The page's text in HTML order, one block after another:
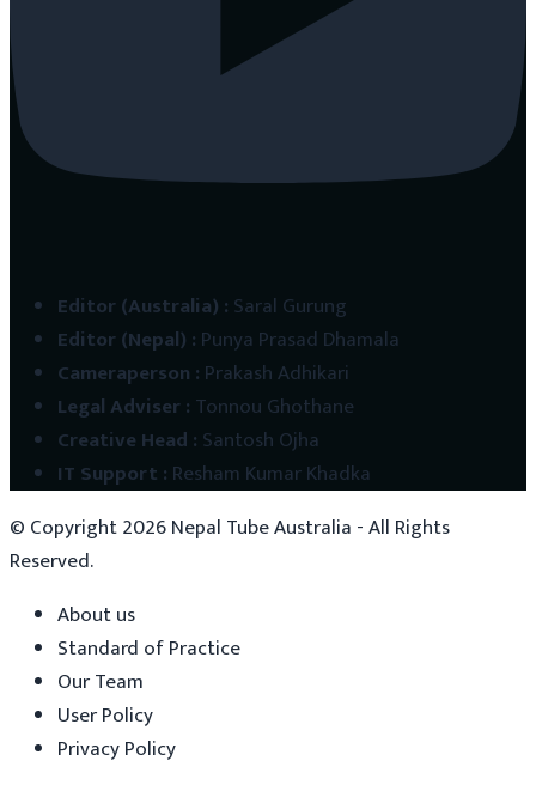
Editor (Australia) : Saral Gurung
Editor (Nepal) : Punya Prasad Dhamala
Cameraperson : Prakash Adhikari
Legal Adviser: Tonnou Ghothane
Creative Head : Santosh Ojha
IT Support : Resham Kumar Khadka
© Copyright2026Nepal Tube Australia - All Rights
Reserved.
About us
Standard of Practice
Our Team
User Policy
Privacy Policy